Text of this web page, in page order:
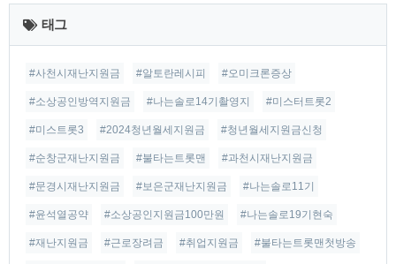
근
글
태그
#사천시재난지원금 #알토란레시피 #오미크론증상
#소상공인방역지원금 #나는솔로14기촬영지 #미스터트롯2
#미스트롯3 #2024청년월세지원금 #청년월세지원금신청
#순창군재난지원금 #불타는트롯맨 #과천시재난지원금
#문경시재난지원금 #보은군재난지원금 #나는솔로11기
#윤석열공약 #소상공인지원금100만원 #나는솔로19기현숙
#재난지원금 #근로장려금 #취업지원금 #불타는트롯맨첫방송